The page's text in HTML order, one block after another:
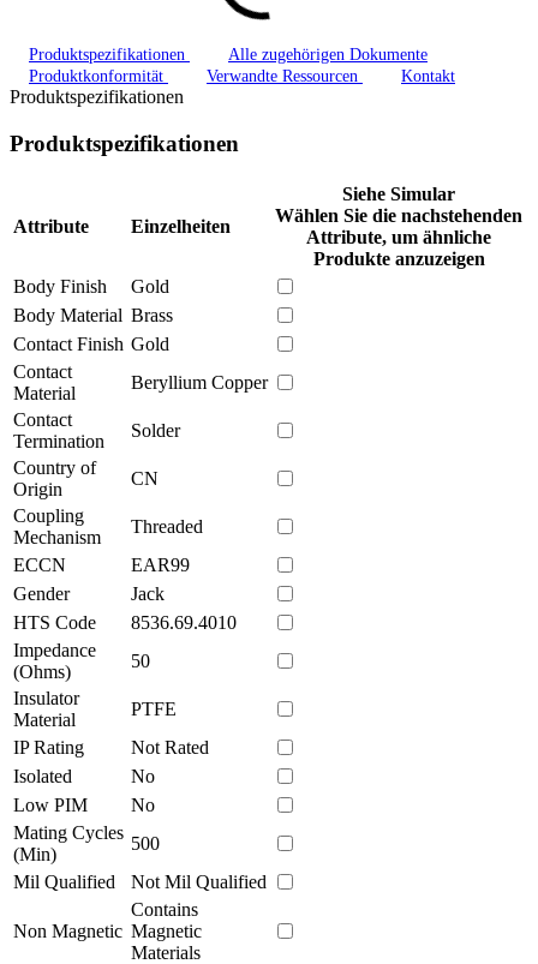
Produktspezifikationen
Alle zugehörigen Dokumente
Produktkonformität
Verwandte Ressourcen Kontakt
Produktspezifikationen
Produktspezifikationen
Attribute Einzelheiten
Siehe Simular
Wählen Sie die nachstehenden
Attribute, um ähnliche
Produkte anzuzeigen
Body Finish
Gold
Body Material Brass
Contact Finish Gold
Contact
Material
Beryllium Copper
Contact
Termination
Solder
Country of
Origin
CN
Coupling
Mechanism
Threaded
ECCN
EAR99
Gender
Jack
HTS Code
8536.69.4010
Impedance
(Ohms)
50
Insulator
Material
PTFE
IP Rating
Not Rated
Isolated
No
Low PIM
No
Mating Cycles
(Min)
500
Mil Qualified
Not Mil Qualified
Non Magnetic
Contains
Magnetic
Materials